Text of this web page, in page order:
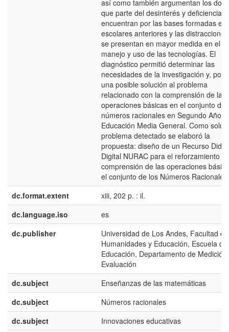
así como también argumentan los
que parte del desinterés y deficiencias
encuentran por las bases formadas en
escolares anteriores y las
se presentan en mayor medida en el
manejo y uso de las tecnologías. El
diagnóstico permitió determinar las
necesidades de la investigación y, por
una posible solución al problema
relacionado con la comprensión de las
operaciones básicas en el conjunto de
números racionales en Segundo Año
Educación Media General. Como
problema detectado se elaboró la
propuesta: diseño de un Recurso
Digital NURAC para el reforzamiento y
comprensión de las operaciones
el conjunto de los Números Racionales.
dc.format.extent
xiii, 202 p. : il.
dc.language.iso
es
dc.publisher
Universidad de Los Andes, Facultad de
Humanidades y Educación, Escuela de
Educación, Departamento de Medición
Evaluación
dc.subject
Enseñanzas de las matemáticas
dc.subject
Números racionales
dc.subject
Innovaciones educativas